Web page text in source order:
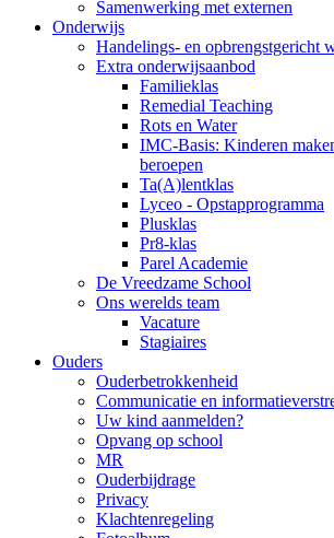
Samenwerking met externen
Onderwijs
Handelings- en opbrengstgericht
Extra onderwijsaanbod
Familieklas
Remedial Teaching
Rots en Water
IMC-Basis: Kinderen
beroepen
Ta(A)lentklas
Lyceo - Opstapprogramma
Plusklas
Pr8-klas
Parel Academie
De Vreedzame School
Ons werelds team
Vacature
Stagiaires
Ouders
Ouderbetrokkenheid
Communicatie en
Uw kind aanmelden?
Opvang op school
MR
Ouderbijdrage
Privacy
Klachtenregeling